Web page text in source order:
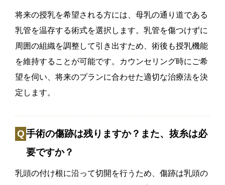
将来の授乳を希望される方には、母乳の通り道である
乳管を温存する術式を選択します。乳管を傷つけずに
周囲の組織を調整して引き出すため、術後も授乳機能
を維持することが可能です。カウンセリング時にご希
望を伺い、将来のプランに合わせた適切な治療法を決
定します。
手術の傷跡は残りますか？また、抜糸は必
要ですか？
乳頭の付け根に沿って切開を行うため、傷跡は乳頭の